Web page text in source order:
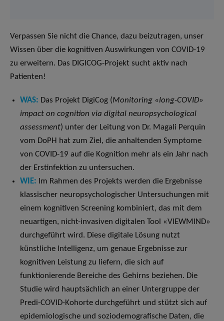
Verpassen Sie nicht die Chance, dazu beizutragen, unser
Wissen über die kognitiven Auswirkungen von COVID-19
zu erweitern. Das DIGICOG-Projekt sucht aktiv nach
Patienten!
WAS: Das Projekt DigiCog (Monitoring «long-COVID»
impact on cognition via digital neuropsychological
assessment) unter der Leitung von Dr. Magali Perquin
vom DoPH hat zum Ziel, die anhaltenden Symptome
von COVID-19 auf die Kognition mehr als ein Jahr nach
der Erstinfektion zu untersuchen.
WIE: Im Rahmen des Projekts werden die Ergebnisse
klassischer neuropsychologischer Untersuchungen mit
einem kognitiven Screening kombiniert, das mit dem
neuartigen, nicht-invasiven digitalen Tool «VIEWMIND»
durchgeführt wird. Diese digitale Lösung nutzt
künstliche Intelligenz, um genaue Ergebnisse zur
kognitiven Leistung zu liefern, die sich auf
funktionierende Bereiche des Gehirns beziehen. Die
Studie wird hauptsächlich an einer Untergruppe der
Predi-COVID-Kohorte durchgeführt und stützt sich auf
epidemiologische und soziodemografische Daten, die